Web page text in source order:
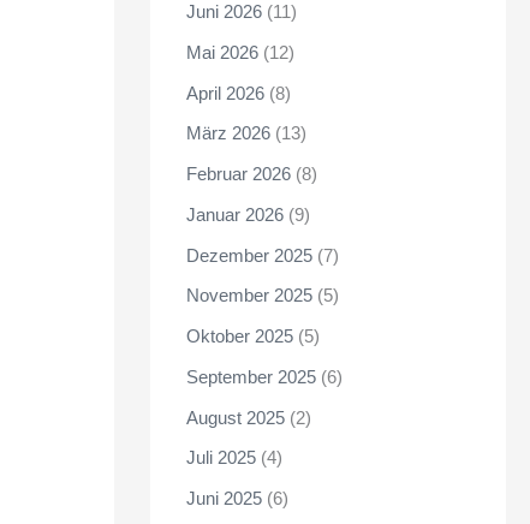
Juni 2026 (11)
Mai 2026 (12)
April 2026 (8)
März 2026 (13)
Februar 2026 (8)
Januar 2026 (9)
Dezember 2025 (7)
November 2025 (5)
Oktober 2025 (5)
September 2025 (6)
August 2025 (2)
Juli 2025 (4)
Juni 2025 (6)